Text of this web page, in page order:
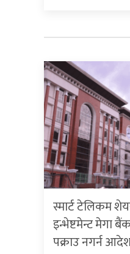
स्मार्ट टेलिकम
इन्भेष्टमेन्ट मेगा
पक्राउ नगर्न